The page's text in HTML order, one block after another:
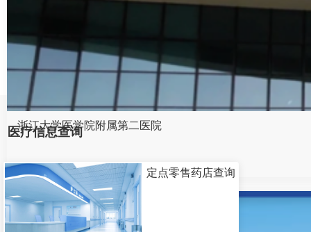
浙江大学医学院附属第二医院
定点零售药店查询
医疗信息查询